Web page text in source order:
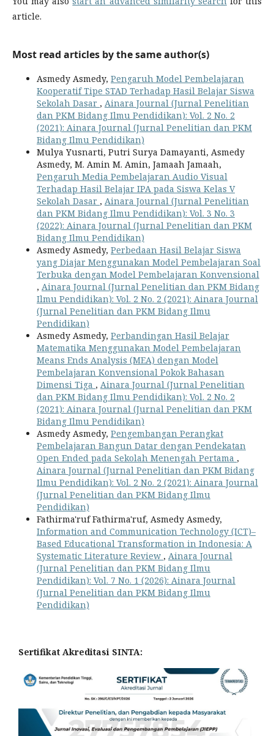
article.
Most read articles by the same author(s)
Asmedy Asmedy, Pengaruh Model Pembelajaran
Kooperatif Tipe STAD Terhadap Hasil Belajar Siswa
Sekolah Dasar , Ainara Journal (Jurnal Penelitian
dan PKM Bidang Ilmu Pendidikan): Vol. 2 No. 2
(2021): Ainara Journal (Jurnal Penelitian dan PKM
Bidang Ilmu Pendidikan)
Mulya Yusnarti, Putri Surya Damayanti, Asmedy
Asmedy, M. Amin M. Amin, Jamaah Jamaah,
Pengaruh Media Pembelajaran Audio Visual
Terhadap Hasil Belajar IPA pada Siswa Kelas V
Sekolah Dasar , Ainara Journal (Jurnal Penelitian
dan PKM Bidang Ilmu Pendidikan): Vol. 3 No. 3
(2022): Ainara Journal (Jurnal Penelitian dan PKM
Bidang Ilmu Pendidikan)
Asmedy Asmedy, Perbedaan Hasil Belajar Siswa
yang Diajar Menggunakan Model Pembelajaran Soal
Terbuka dengan Model Pembelajaran Konvensional
, Ainara Journal (Jurnal Penelitian dan PKM Bidang
Ilmu Pendidikan): Vol. 2 No. 2 (2021): Ainara Journal
(Jurnal Penelitian dan PKM Bidang Ilmu
Pendidikan)
Asmedy Asmedy, Perbandingan Hasil Belajar
Matematika Menggunakan Model Pembelajaran
Means Ends Analysis (MEA) dengan Model
Pembelajaran Konvensional Pokok Bahasan
Dimensi Tiga , Ainara Journal (Jurnal Penelitian
dan PKM Bidang Ilmu Pendidikan): Vol. 2 No. 2
(2021): Ainara Journal (Jurnal Penelitian dan PKM
Bidang Ilmu Pendidikan)
Asmedy Asmedy, Pengembangan Perangkat
Pembelajaran Bangun Datar dengan Pendekatan
Open Ended pada Sekolah Menengah Pertama ,
Ainara Journal (Jurnal Penelitian dan PKM Bidang
Ilmu Pendidikan): Vol. 2 No. 2 (2021): Ainara Journal
(Jurnal Penelitian dan PKM Bidang Ilmu
Pendidikan)
Fathirma'ruf Fathirma'ruf, Asmedy Asmedy,
Information and Communication Technology (ICT)–
Based Educational Transformation in Indonesia: A
Systematic Literature Review , Ainara Journal
(Jurnal Penelitian dan PKM Bidang Ilmu
Pendidikan): Vol. 7 No. 1 (2026): Ainara Journal
(Jurnal Penelitian dan PKM Bidang Ilmu
Pendidikan)
Sertifikat Akreditasi SINTA: